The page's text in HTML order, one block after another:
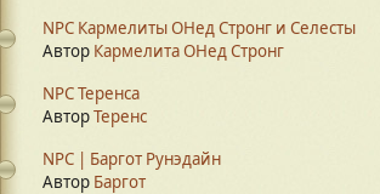
NPC Кармелиты ОНед Стронг и Селесты
Автор Кармелита ОНед Стронг
NPC Теренса
АвторТеренс
NPC | Баргот Рунэдайн
Автор Баргот